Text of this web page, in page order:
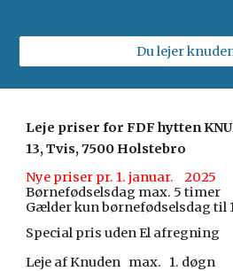
Du lejer
Leje priser for FDF hytten
13, Tvis, 7500 Holstebro
Nye priser pr. 1.
Børnefødselsdag max. 5
Gælder kun børnefødselsdag til
Special pris uden El afregning
Leje af Knuden max. 1.